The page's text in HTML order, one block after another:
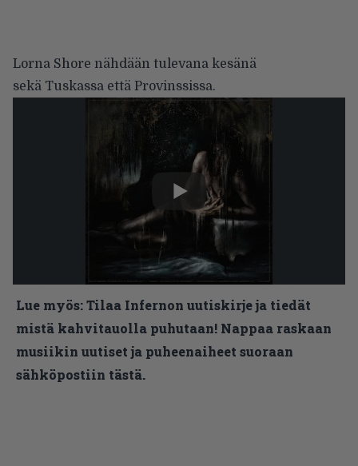
Lorna Shore nähdään tulevana kesänä
sekä Tuskassa että Provinssissa.
Lue myös:Tilaa Infernon uutiskirje ja tiedät
mistä kahvitauolla puhutaan! Nappaa raskaan
musiikin uutiset ja puheenaiheet suoraan
sähköpostiin tästä.